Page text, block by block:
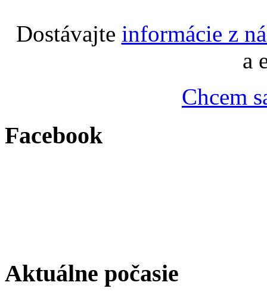
Dostávajte informácie z
a
Chcem
Facebook
Aktuálne počasie